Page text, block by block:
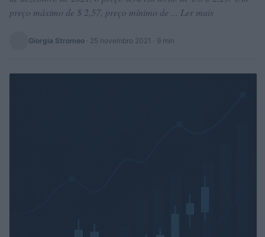
preço máximo de $ 2,57, preço mínimo de ... Ler mais
Giorgia Stromeo · 25 novembro 2021 · 9 min